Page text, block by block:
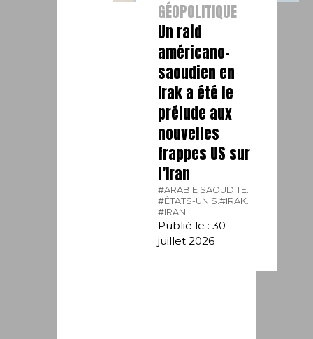
GÉOPOLITIQUE
Un raid
américano-
saoudien en
Irak a été le
prélude aux
nouvelles
frappes US sur
l’Iran
#ARABIE SAOUDITE.
#ÉTATS-UNIS.#IRAK.
#IRAN.
Publié le : 30
juillet 2026